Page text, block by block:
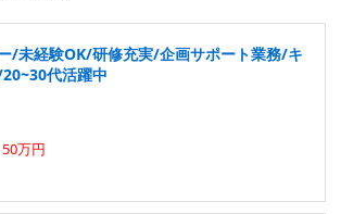
/未経験OK/研修充実/企画サポート業務/キ
代活躍中
万円